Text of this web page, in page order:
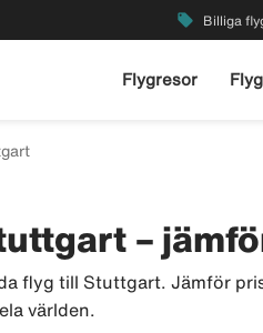
local_offer Billiga
Flygresor
–
flyg till Stuttgart. Jämför
världen.